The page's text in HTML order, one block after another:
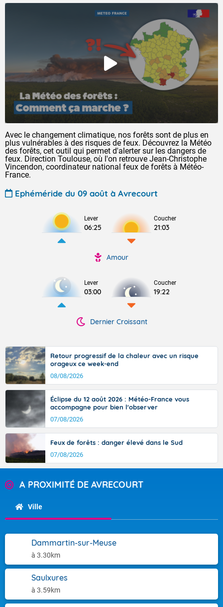
Avec le changement climatique, nos forêts sont de plus en
plus vulnérables à des risques de feux. Découvrez la Météo
des forêts, cet outil qui permet d'alerter sur les dangers de
feux. Direction Toulouse, où l'on retrouve Jean-Christophe
Vincendon, coordinateur national feux de forêts à Météo-
France.
Ephéméride du 09 août à Avrecourt
Lever
06:25
Coucher
21:03
Amour
Lever
03:00
Coucher
19:22
Dernier Croissant
Retour progressif de la chaleur avec un risque
orageux ce week-end
08/08/2026
Éclipse du 12 août 2026 : Météo-France vous
accompagne pour bien l'observer
07/08/2026
Feux de forêts : danger élevé dans le Sud
07/08/2026
A PROXIMITÉ DE AVRECOURT
Ville
Dammartin-sur-Meuse
à 3.30km
Saulxures
à 3.59km